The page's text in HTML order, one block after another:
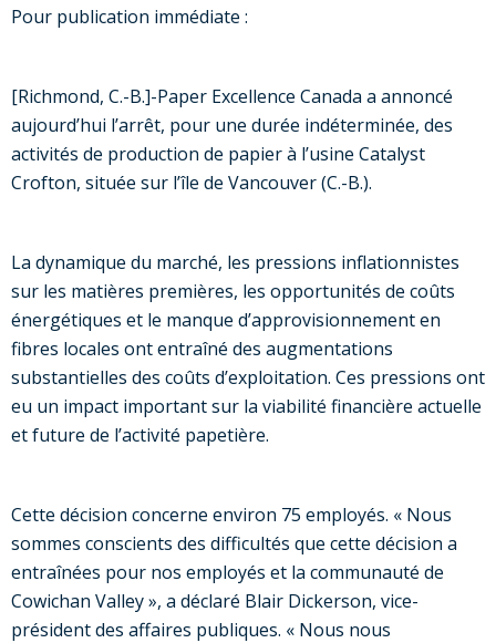
Pour publication immédiate :
[Richmond, C.-B.]-Paper Excellence Canada a annoncé
aujourd’hui l’arrêt, pour une durée indéterminée, des
activités de production de papier à l’usine Catalyst
Crofton, située sur l’île de Vancouver (C.-B.).
La dynamique du marché, les pressions inflationnistes
sur les matières premières, les opportunités de coûts
énergétiques et le manque d’approvisionnement en
fibres locales ont entraîné des augmentations
substantielles des coûts d’exploitation. Ces pressions ont
eu un impact important sur la viabilité financière actuelle
et future de l’activité papetière.
Cette décision concerne environ 75 employés. « Nous
sommes conscients des difficultés que cette décision a
entraînées pour nos employés et la communauté de
Cowichan Valley », a déclaré Blair Dickerson, vice-
président des affaires publiques. « Nous nous